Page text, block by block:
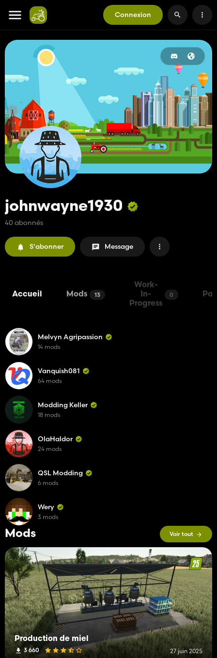
Connexion
johnwayne1930
40 abonnés
S'abonner Message
Accueil Mods 13
Work-
In-
Progress
0
Mods Voir tout
Production de miel
3 660 27 juin 2025
Melvyn Agripassion
14 mods
Vanquish081
64 mods
Modding Keller
18 mods
OlaHaldor
24 mods
QSL Modding
6 mods
Wery
3 mods